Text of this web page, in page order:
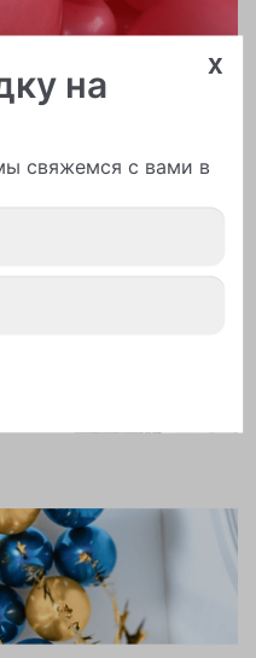
x
на
свяжемся с вами в